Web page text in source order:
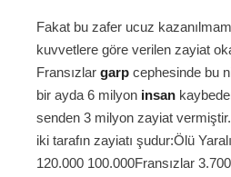
Fakat bu zafer ucuz
kuvvetlere göre verilen zayiat
Fransızlar garp cephesinde bu
bir ayda 6 milyon insan
senden 3 milyon zayiat
iki tarafın zayiatı şudur:Ölü
120.000 100.000Fransızlar